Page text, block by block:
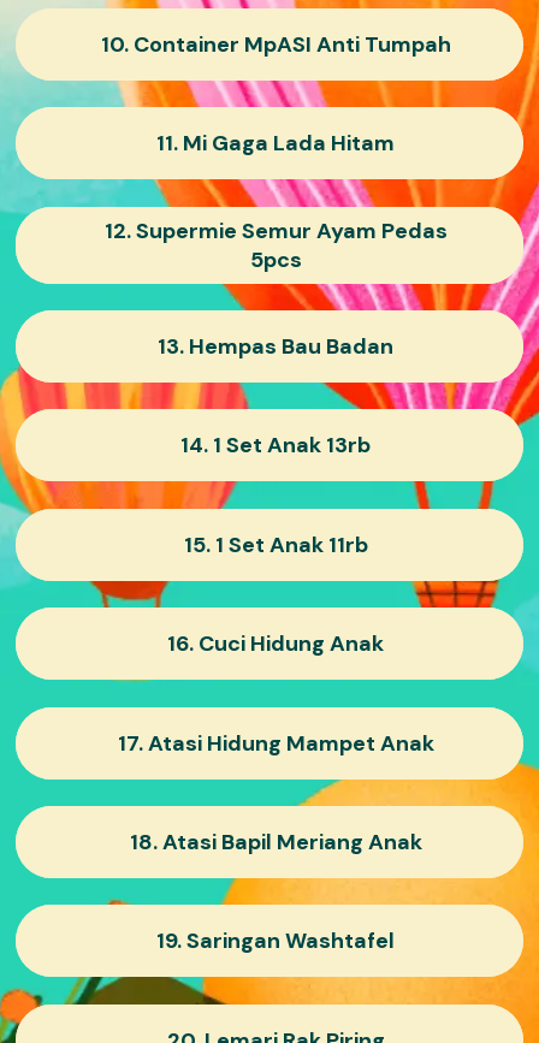
10. Container MpASI Anti Tumpah
11. Mi Gaga Lada Hitam
12. Supermie Semur Ayam Pedas
5pcs
13. Hempas Bau Badan
14. 1 Set Anak 13rb
15. 1 Set Anak 11rb
16. Cuci Hidung Anak
17. Atasi Hidung Mampet Anak
18. Atasi Bapil Meriang Anak
19. Saringan Washtafel